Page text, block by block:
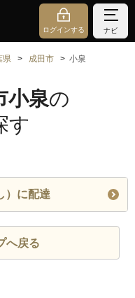
ログインする ナビ
県 成田市 小泉
小泉の
す
）に配達
へ戻る